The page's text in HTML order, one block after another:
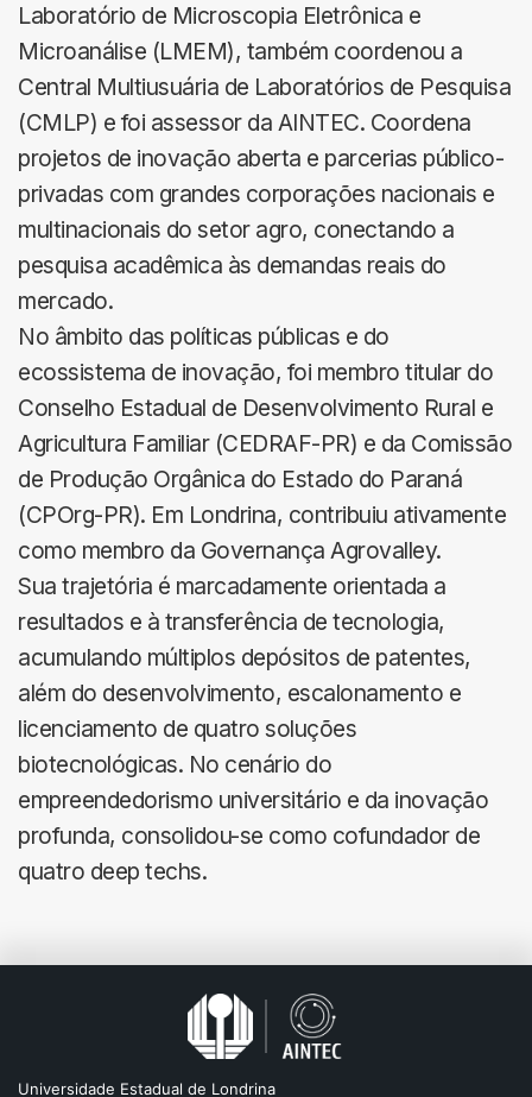
Laboratório de Microscopia Eletrônica e
Microanálise (LMEM), também coordenou a
Central Multiusuária de Laboratórios de Pesquisa
(CMLP) e foi assessor da AINTEC. Coordena
projetos de inovação aberta e parcerias público-
privadas com grandes corporações nacionais e
multinacionais do setor agro, conectando a
pesquisa acadêmica às demandas reais do
mercado.
No âmbito das políticas públicas e do
ecossistema de inovação, foi membro titular do
Conselho Estadual de Desenvolvimento Rural e
Agricultura Familiar (CEDRAF-PR) e da Comissão
de Produção Orgânica do Estado do Paraná
(CPOrg-PR). Em Londrina, contribuiu ativamente
como membro da Governança Agrovalley.
Sua trajetória é marcadamente orientada a
resultados e à transferência de tecnologia,
acumulando múltiplos depósitos de patentes,
além do desenvolvimento, escalonamento e
licenciamento de quatro soluções
biotecnológicas. No cenário do
empreendedorismo universitário e da inovação
profunda, consolidou-se como cofundador de
quatro deep techs.
Universidade Estadual de Londrina